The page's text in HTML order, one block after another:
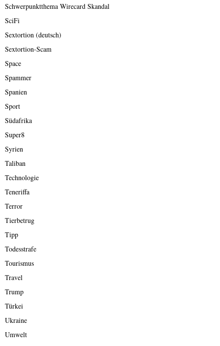
Schwerpunktthema Wirecard Skandal
SciFi
Sextortion (deutsch)
Sextortion-Scam
Space
Spammer
Spanien
Sport
Südafrika
Super8
Syrien
Taliban
Technologie
Teneriffa
Terror
Tierbetrug
Tipp
Todesstrafe
Tourismus
Travel
Trump
Türkei
Ukraine
Umwelt